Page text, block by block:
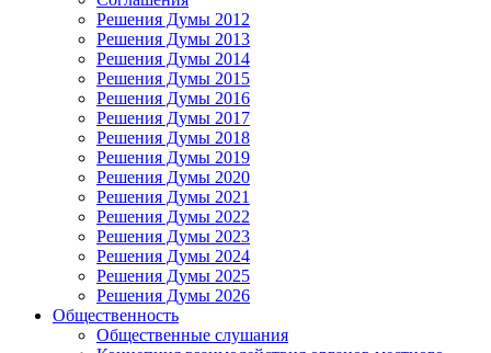
Решения Думы 2012
Решения Думы 2013
Решения Думы 2014
Решения Думы 2015
Решения Думы 2016
Решения Думы 2017
Решения Думы 2018
Решения Думы 2019
Решения Думы 2020
Решения Думы 2021
Решения Думы 2022
Решения Думы 2023
Решения Думы 2024
Решения Думы 2025
Решения Думы 2026
Общественность
Общественные слушания